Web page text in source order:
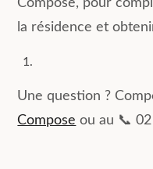
Compose, pour
la résidence et
Une question ?
Compose ou au 📞